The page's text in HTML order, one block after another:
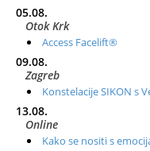
05.08.
Otok Krk
Access Facelift®
09.08.
Zagreb
Konstelacije SIKON s
13.08.
Online
Kako se nositi s